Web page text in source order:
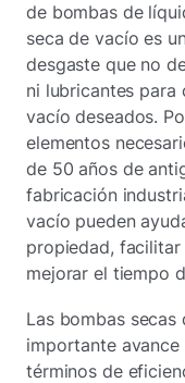
de bombas de
seca de vacío es
desgaste que no
ni lubricantes para
vacío deseados.
elementos
de 50 años de
fabricación
vacío pueden
propiedad,
mejorar el tiempo
Las bombas
importante
términos de